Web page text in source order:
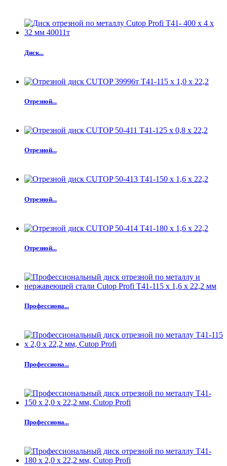
Диск...
Отрезной...
Отрезной...
Отрезной...
Отрезной...
Профессиона...
Профессиона...
Профессиона...